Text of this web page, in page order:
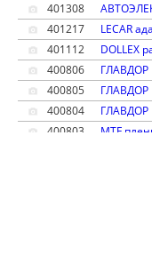
401308
401217
LECAR
401112
DOLLEX
400806
ГЛАВДОР
400805
ГЛАВДОР
400804
ГЛАВДОР
400803
MTF